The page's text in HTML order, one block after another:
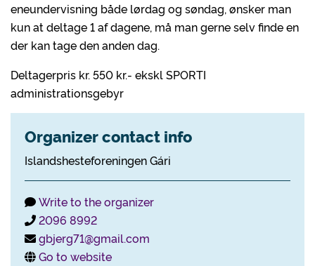
eneundervisning både lørdag og søndag, ønsker man
kun at deltage 1 af dagene, må man gerne selv finde en
der kan tage den anden dag.
Deltagerpris kr. 550 kr.- ekskl SPORTI
administrationsgebyr
Organizer contact info
Islandshesteforeningen Gári
Write to the organizer
2096 8992
gbjerg71@gmail.com
Go to website